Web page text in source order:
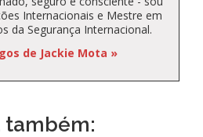
Internacionais e Mestre em
da Segurança Internacional.
de Jackie Mota »
também: